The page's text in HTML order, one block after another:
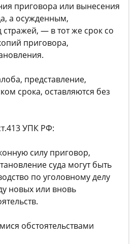
приговора или вынесения
а осужденным,
— в тот же срок со
приговора,
представление,
срока, оставляются без
УПК РФ:
силу приговор,
суда могут быть
по уголовному делу
новых или вновь
обстоятельствами